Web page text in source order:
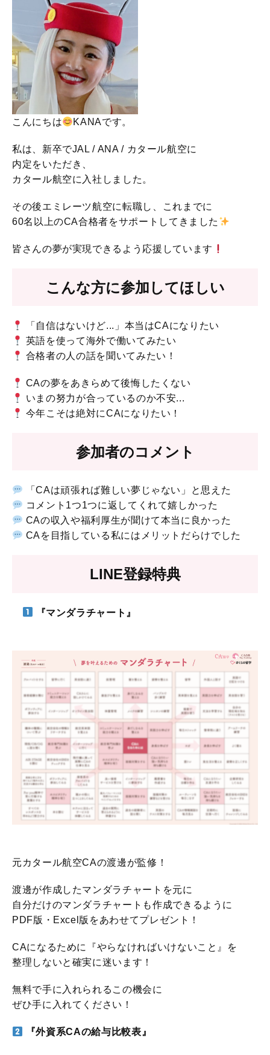
こんにちは KANAです。
私は、新卒でJAL / ANA / カタール航空に
内定をいただき、
カタール航空に入社しました。
その後エミレーツ航空に転職し、これまでに
60名以上のCA合格者をサポートしてきました
皆さんの夢が実現できるよう応援しています
こんな方に参加してほしい
「自信はないけど...」本当はCAになりたい
英語を使って海外で働いてみたい
合格者の人の話を聞いてみたい！
CAの夢をあきらめて後悔したくない
いまの努力が合っているのか不安...
今年こそは絶対にCAになりたい！
参加者のコメント
「CAは頑張れば難しい夢じゃない」と思えた
コメント1つ1つに返してくれて嬉しかった
CAの収入や福利厚生が聞けて本当に良かった
CAを目指している私にはメリットだらけでした
LINE登録特典
『マンダラチャート』
元カタール航空CAの渡邊が監修！
渡邊が作成したマンダラチャートを元に
自分だけのマンダラチャートも作成できるように
PDF版・Excel版をあわせてプレゼント！
CAになるために『やらなければいけないこと』を
整理しないと確実に迷います！
無料で手に入れられるこの機会に
ぜひ手に入れてください！
『外資系CAの給与比較表』